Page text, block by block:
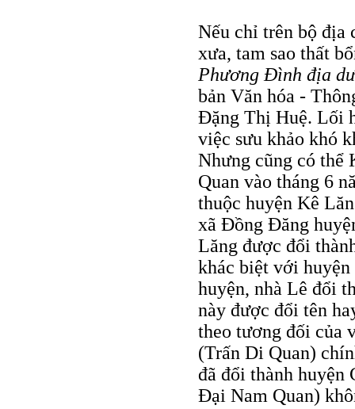
Nếu chỉ trên bộ địa
xưa, tam sao thất
Phương Ðình địa
bản Văn hóa -
Ðặng Thị Huệ. Lối
việc sưu khảo khó
Nhưng cũng có thể
Quan vào tháng 6
thuộc huyện Kê
xã Ðồng Ðăng
Lăng được đổi
khác biệt với
huyện, nhà Lê đổi
này được đổi tên
theo tương đối của
(Trấn Di Quan)
đã đổi thành huyện
Ðại Nam Quan)